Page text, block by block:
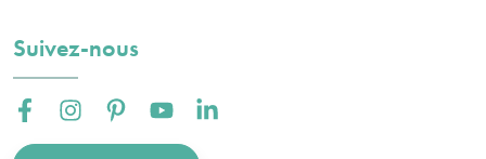
Suivez-nous
Facebook :Instagram :Pinterest :Youtube :Linkedin :